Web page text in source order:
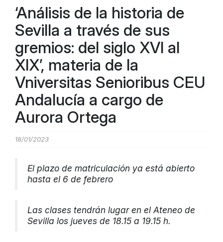
‘Análisis de la historia de
Sevilla a través de sus
gremios: del siglo XVI al
XIX’, materia de la
Vniversitas Senioribus CEU
Andalucía a cargo de
Aurora Ortega
18/01/2023
El plazo de matriculación ya está abierto
hasta el 6 de febrero
Las clases tendrán lugar en el Ateneo de
Sevilla los jueves de 18.15 a 19.15 h.